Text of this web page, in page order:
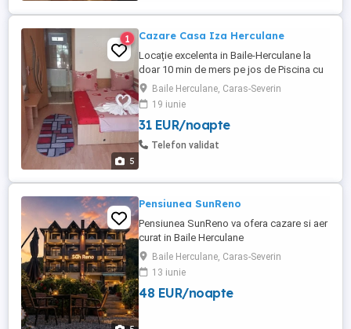
5
1 Cazare Casa Iza Herculane
Locație excelenta in Baile-Herculane la
doar 10 min de mers pe jos de Piscina cu
apa termala "La Mâțu" și ștrandul
Thermae D'Olympia, 25 min fata de centrul
nou al stațiunii, terase, parc și ștrandul
Sara S'ons. Casa Iza este locul perfect
pentru relaxare in familie sau cu prietenii.
Baile Herculane, Caras-Severin
19 iunie
31 EUR/noapte
Telefon validat
Pensiunea SunReno
Pensiunea SunReno va ofera cazare si aer
curat in Baile Herculane
Baile Herculane, Caras-Severin
13 iunie
48 EUR/noapte